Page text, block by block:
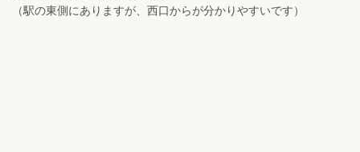
（駅の東側にありますが、西口からが分かりやすいです）